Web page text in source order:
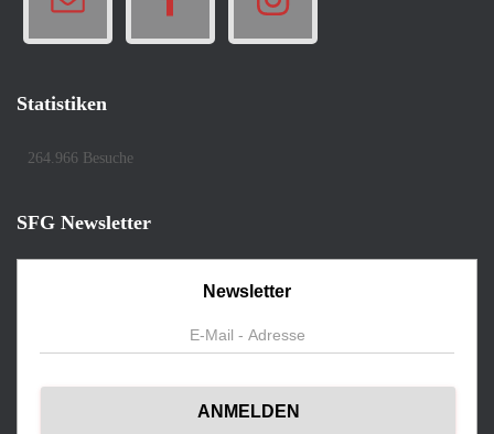
Statistiken
264.966 Besuche
SFG Newsletter
Newsletter